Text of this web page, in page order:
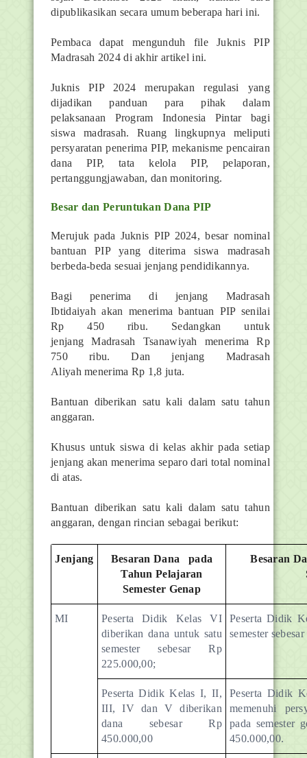
dipublikasikan secara umum beberapa hari ini.
Pembaca dapat mengunduh file Juknis PIP
Madrasah 2024 di akhir artikel ini.
Juknis PIP 2024 merupakan regulasi yang
dijadikan panduan para pihak dalam
pelaksanaan Program Indonesia Pintar bagi
siswa madrasah. Ruang lingkupnya meliputi
persyaratan penerima PIP, mekanisme pencairan
dana PIP, tata kelola PIP, pelaporan,
pertanggungjawaban, dan monitoring.
Besar dan Peruntukan Dana PIP
Merujuk pada Juknis PIP 2024, besar nominal
bantuan PIP yang diterima siswa madrasah
berbeda-beda sesuai jenjang pendidikannya.
Bagi penerima di jenjang Madrasah
Ibtidaiyah akan menerima bantuan PIP senilai
Rp 450 ribu. Sedangkan untuk
jenjang Madrasah Tsanawiyah menerima Rp
750 ribu. Dan jenjang Madrasah
Aliyah menerima Rp 1,8 juta.
Bantuan diberikan satu kali dalam satu tahun
anggaran.
Khusus untuk siswa di kelas akhir pada setiap
jenjang akan menerima separo dari total nominal
di atas.
Bantuan diberikan satu kali dalam satu tahun
anggaran, dengan rincian sebagai berikut:
Jenjang
Besaran Dana pada
Tahun Pelajaran
Semester Genap
Besaran
MI
Peserta Didik Kelas VI
diberikan dana untuk satu
semester sebesar Rp
225.000,00;
Peserta Didik
semester
Peserta Didik Kelas I, II,
III, IV dan V diberikan
dana sebesar Rp
450.000,00
Peserta Didik
memenuhi
pada semester
450.000,00.